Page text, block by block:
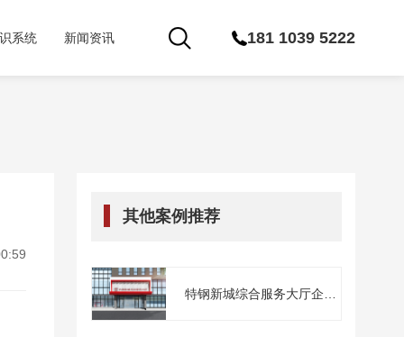
系统 新闻资讯 181 1039 5222
其他案例推荐
特钢新城综合服务大厅企业